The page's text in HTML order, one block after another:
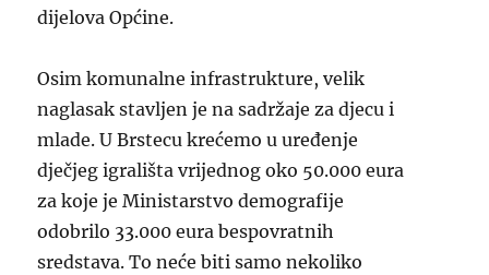
dijelova Općine.
Osim komunalne infrastrukture, velik
naglasak stavljen je na sadržaje za djecu i
mlade. U Brstecu krećemo u uređenje
dječjeg igrališta vrijednog oko 50.000 eura
za koje je Ministarstvo demografije
odobrilo 33.000 eura bespovratnih
sredstava. To neće biti samo nekoliko